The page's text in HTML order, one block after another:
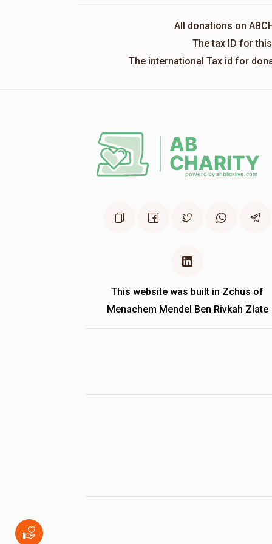
All donations on
The tax ID for
The international Tax id for
This website was built in Zchus of
Menachem Mendel Ben Rivkah Zlate